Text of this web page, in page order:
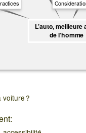
L’auto, meilleure
de l’homme
voiture ?